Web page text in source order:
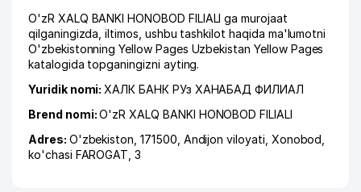
O'zR XALQ BANKI HONOBOD FILIALI ga murojaat
qilganingizda, iltimos, ushbu tashkilot haqida ma'lumotni
O'zbekistonning Yellow Pages Uzbekistan Yellow Pages
katalogida topganingizni ayting.
Yuridik nomi:ХАЛК БАНК РУз ХАНАБАД ФИЛИАЛ
Brend nomi:O'zR XALQ BANKI HONOBOD FILIALI
Adres: O'zbekiston, 171500, Andijon viloyati Xonobod
ko'chasi FAROGAT , 3